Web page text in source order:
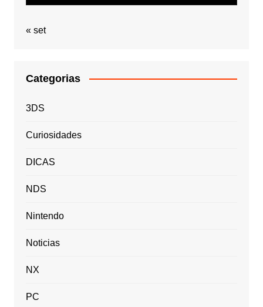
« set
Categorias
3DS
Curiosidades
DICAS
NDS
Nintendo
Noticias
NX
PC